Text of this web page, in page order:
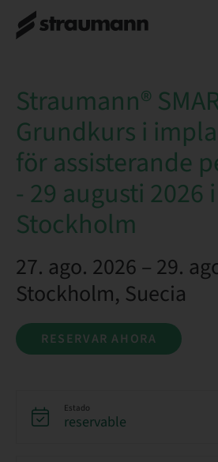
Straumann® SMART - Grundkurs i
implantatkirurgi för assisterande
Straumann®
Grundkurs i
för assisterande
- 29 augusti 2026 i
Stockholm
27. ago. 2026 – 29.
Stockholm, Suecia
RESERVAR AHORA
Estado
reservable